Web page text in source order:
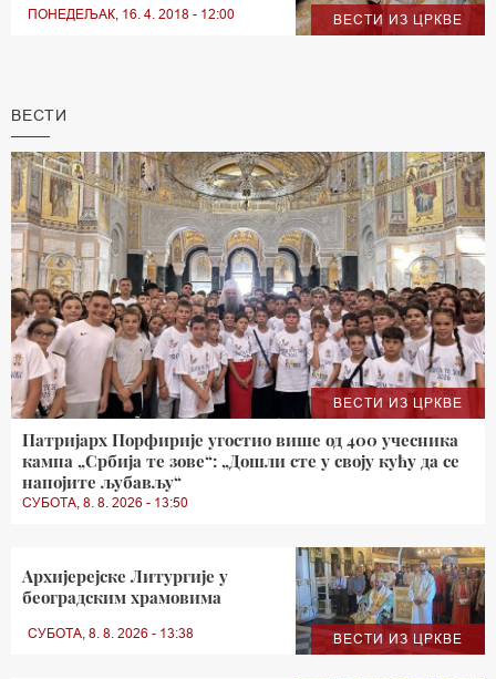
ВЕСТИ ИЗ ЦРКВЕ
ПОНЕДЕЉАК, 16. 4. 2018 - 12:00
ВЕСТИ
ВЕСТИ ИЗ ЦРКВЕ
Патријарх Порфирије угостио више од 400 учесника
кампа „Србија те зове“: „Дошли сте у своју кућу да се
напојите љубављу“
СУБОТА, 8. 8. 2026 - 13:50
ВЕСТИ ИЗ ЦРКВЕ
Архијерејске Литургије у
београдским храмовима
СУБОТА, 8. 8. 2026 - 13:38